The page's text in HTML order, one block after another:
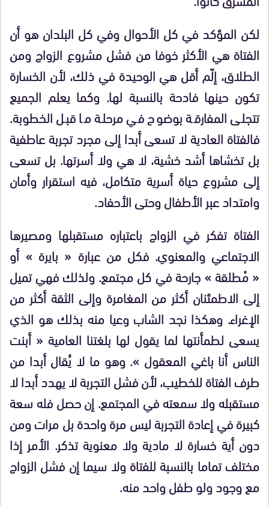
لكن المؤكد في كل الأحوال وفي كل البلدان هو أن
الفتاة هي الأكثر خوفا من فشل مشروع الزواج ومن
الطلاق، إلّم أقل هي الوحيدة في ذلك، لأن الخسارة
تكون حينها فادحة بالنسبة لها. وكما يعلم الجميع
تتجلى المفارقة بوضوح في مرحلة ما قبل الخطوبة.
فالفتاة العادية لا تسعى أبدا إلى مجرد تجربة عاطفية
بل تخشاها أشد خشية، لا هي ولا أسرتها. بل تسعى
إلى مشروع حياة أسرية متكامل، فيه استقرار وأمان
وامتداد عبر الأطفال وحتى الأحفاد.
الفتاة تفكر في الزواج باعتباره مستقبلها ومصيرها
الاجتماعي والمعنوي. فكل من عبارة « بايرة » أو
« مْطلقة » جارحة في كل مجتمع. ولذلك فهي تميل
إلى الاطمئنان أكثر من المغامرة وإلى الثقة أكثر من
الإغراء. وهكذا نجد الشاب وعيا منه بذلك هو الذي
يسعى لطمأنتها لما يقول لها بلغتنا العامية « أبنت
الناس أنا باغي المعقول ». وهو ما لا يُقال أبدا من
طرف الفتاة للخطيب، لأن فشل التجربة لا يهدد أبدا لا
مستقبله ولا سمعته في المجتمع. إن حصل فله سعة
كبيرة في إعادة التجربة ليس مرة واحدة بل مرات ومن
دون أية خسارة لا مادية ولا معنوية تذكر. الأمر إذا
مختلف تماما بالنسبة للفتاة ولا سيما إن فشل الزواج
مع وجود ولو طفل واحد منه.